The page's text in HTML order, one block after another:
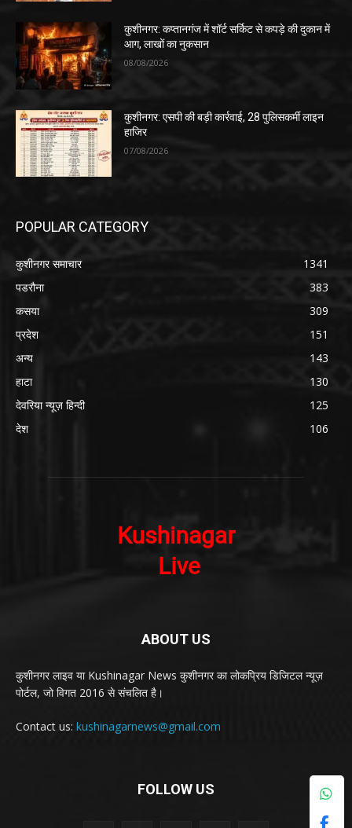
कुशीनगर: कप्तानगंज में शॉर्ट सर्किट से कपड़े की दुकान में
आग, लाखों का नुकसान
08/08/2026
कुशीनगर: एसपी की बड़ी कार्रवाई, 28 पुलिसकर्मी लाइन
हाजिर
07/08/2026
POPULAR CATEGORY
कुशीनगर समाचार
1341
पडरौना
383
कसया
309
प्रदेश
151
अन्य
143
हाटा
130
देवरिया न्यूज़ हिन्दी
125
देश
106
ABOUT US
कुशीनगर लाइव या Kushinagar News कुशीनगर का लोकप्रिय डिजिटल न्यूज़
पोर्टल, जो विगत 2016 से संचलित है।
Contact us: kushinagarnews@gmail.com
FOLLOW US